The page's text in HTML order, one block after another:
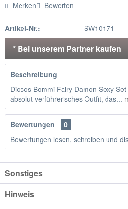
Merken Bewerten
Artikel-Nr.: SW10171
* Bei unserem Partner kaufen
Beschreibung
Dieses Bommi Fairy Damen Sexy
absolut verführerisches Outfit, das...
Bewertungen
0
Bewertungen lesen, schreiben und
Sonstiges
Hinweis